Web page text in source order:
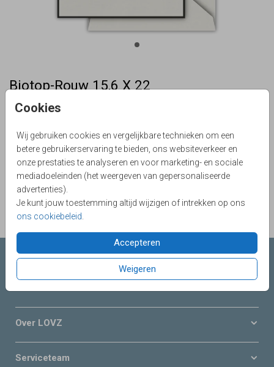
Cookies
Wij gebruiken cookies en vergelijkbare technieken om een
betere gebruikerservaring te bieden, ons websiteverkeer en
onze prestaties te analyseren en voor marketing- en sociale
mediadoeleinden (het weergeven van gepersonaliseerde
advertenties).
Je kunt jouw toestemming altijd wijzigen of intrekken op ons
ons cookiebeleid
Accepteren
Weigeren
Biotop-Rouw 15,6 X 22
Aantal
OMSCHRIJVING
biotop-rouw 15,6 x 22
Prijs:€ 0,65
Collecties LOVZ
Over LOVZ
Serviceteam